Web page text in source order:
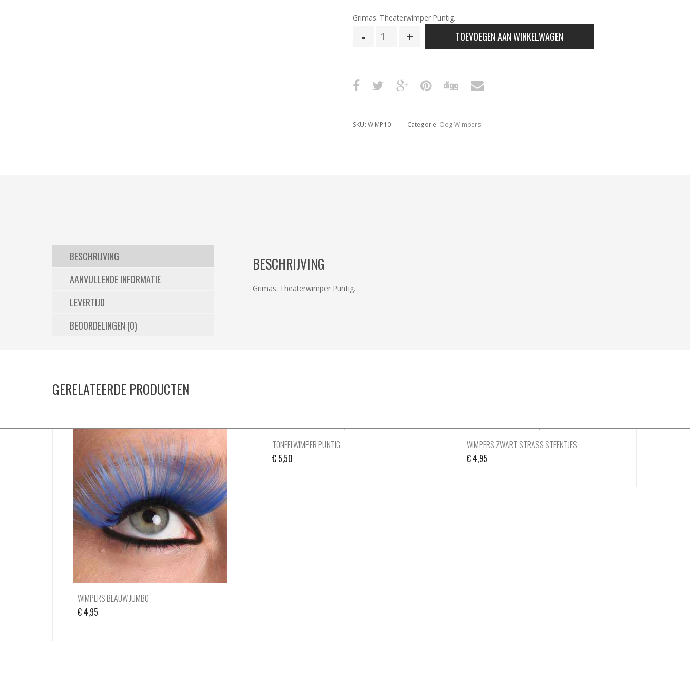
Grimas. Theaterwimper Puntig.
Theaterwimper
TOEVOEGEN AAN WINKELWAGEN
SKU: WIMP10 Categorie: Oog Wimpers
BESCHRIJVING
AANVULLENDE INFORMATIE
LEVERTIJD
BEOORDELINGEN (0)
BESCHRIJVING
Grimas. Theaterwimper Puntig.
GERELATEERDE PRODUCTEN
WIMPERS BLAUW JUMBO
€ 4,95
TONEELWIMPER PUNTIG
€ 5,50
WIMPERS ZWART STRASS STEENTJES
€ 4,95